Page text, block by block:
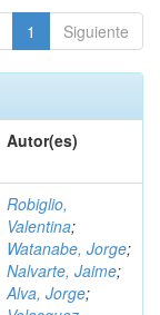
1 Siguiente
Autor(es)
Robiglio,
Valentina;
Watanabe, Jorge;
Nalvarte, Jaime;
Alva, Jorge;